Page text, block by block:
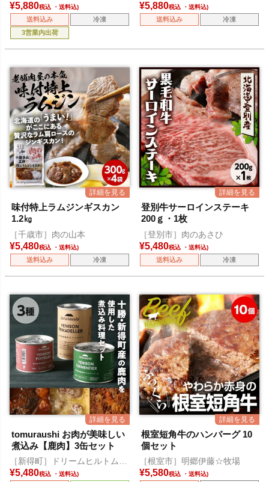
¥5,880税込
送料込み
冷凍
3営業内出荷
¥5,880税込
送料込み 冷凍
味付特上ラムジンギスカン
1.2㎏
［千歳市］肉の山本
¥5,480税込
送料込み 冷凍
登別牛サーロインステーキ
200ｇ・1枚
［登別市］肉のあさひ
¥5,480税込
送料込み 冷凍
tomuraushi お肉が美味しい
煮込み【鹿肉】3缶セット
［新得町］ドリームヒルトムラ
ウシ
¥5,480税込
根室短角牛のハンバーグ 10
個セット
［根室市］明郷伊藤☆牧場
¥5,580税込